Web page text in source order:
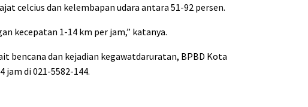
celcius dan kelembapan udara antara 51-92 persen.
kecepatan 1-14 km per jam,” katanya.
bencana dan kejadian kegawatdaruratan, BPBD Kota
di 021-5582-144.